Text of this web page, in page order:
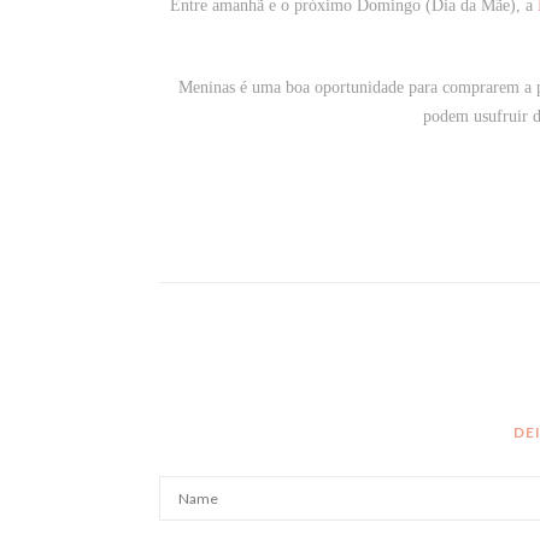
Entre amanhã e o próximo Domingo (Dia da Mãe), a
Meninas é uma boa oportunidade para comprarem a
podem usufruir